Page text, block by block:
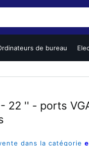
de bureau
22 '' - ports
dans la catégorie